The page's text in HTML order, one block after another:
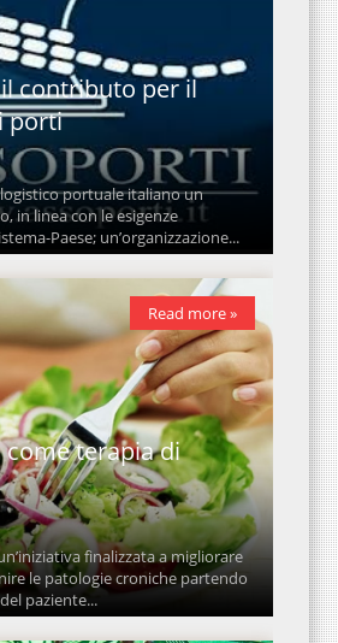
contributo per il
porti
logistico portuale italiano un
in linea con le esigenze
Paese; un’organizzazione...
come terapia di
finalizzata a migliorare
le patologie croniche partendo
paziente...
Read more »